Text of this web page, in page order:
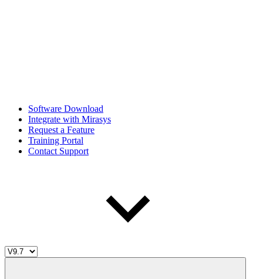
Software Download
Integrate with Mirasys
Request a Feature
Training Portal
Contact Support